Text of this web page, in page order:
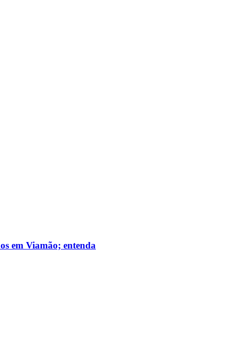
em Viamão; entenda